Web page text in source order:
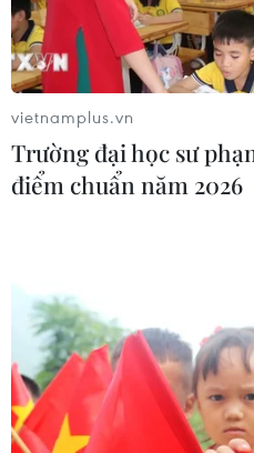
Tình hình Sudan:
13/04/2019 14:10
Người đứng đầu Hội đồng
Trung tướng Abdel Fattah
giai đoạn chuyển tiếp chính
đa 2 năm.
vietnamplus.vn
Trường đại học sư
điểm chuẩn năm 2026